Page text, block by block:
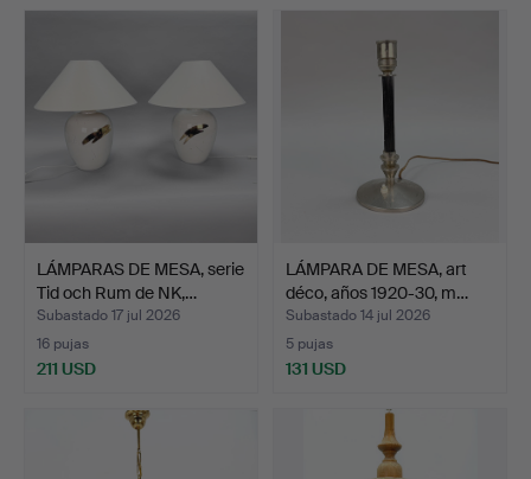
LÁMPARAS DE MESA, serie
Tid och Rum de NK,…
Subastado 17 jul 2026
16 pujas
211 USD
LÁMPARA DE MESA, art
déco, años 1920-30, m…
Subastado 14 jul 2026
5 pujas
131 USD